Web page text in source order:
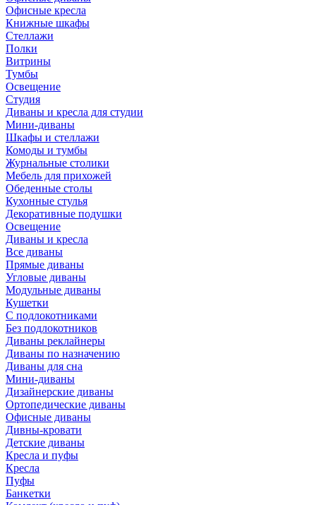
Офисные кресла
Книжные шкафы
Стеллажи
Полки
Витрины
Тумбы
Освещение
Студия
Диваны и кресла для студии
Мини-диваны
Шкафы и стеллажи
Комоды и тумбы
Журнальные столики
Мебель для прихожей
Обеденные столы
Кухонные стулья
Декоративные подушки
Освещение
Диваны и кресла
Все диваны
Прямые диваны
Угловые диваны
Модульные диваны
Кушетки
С подлокотниками
Без подлокотников
Диваны реклайнеры
Диваны по назначению
Диваны для сна
Мини-диваны
Дизайнерские диваны
Ортопедические диваны
Офисные диваны
Дивны-кровати
Детские диваны
Кресла и пуфы
Кресла
Пуфы
Банкетки